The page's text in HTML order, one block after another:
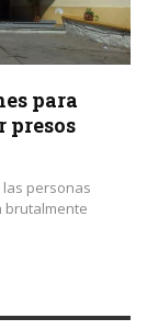
para
presos
las personas
brutalmente